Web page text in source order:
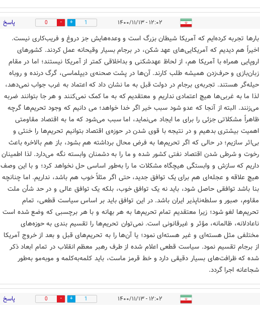
۱۲:۰۲ - ۱۴۰۰/۱۱/۱۳ 1
0 پاسخ
بارها تجربه کرده‌ایم که آمریکا شیطان بزرگ است و وعده‌هایش جز دروغ و فریب‌کاری نیست.
اخیراً هم دیدیم که آمریکایی‌های عهد شکن، در برجام بسیار وقیحانه عمل کردند. کشورهای
اروپایی همراه با آمریکا هم، از لحاظ عهدشکنی و بداخلاقی کمتر از آمریکا نیستند؛ اما در مقام
زبان‌بازی و حرف‌زدن همیشه طلب کارند. آن‌ها در پشت صحنه‌ی دیپلماسی، گرگ درنده و روباه
حیله‌گر هستند. تجربه‌ی برجام در دولت قبل به ما نشان داد که اعتماد به غرب جواب نمی‌دهد،
لذا ما به غربی‌ها هیچ اعتمادی نداریم و معتقدیم که به ما کمک نمی‌کنند و هر جا بتوانند ضربه
می‌زنند. البته از آنجا که عدو شود سبب خیر اگر خدا خواهد؛ می دانیم که وجود تحریم‌ها گرچه
ظاهراً مشکلاتی جزئی را برای ما ایجاد می‌نماید، اما سبب می‌شود که ما به اقتصاد مقاومتی
اهمیت بیشتری بدهیم و در نتیجه با قوی شدن در حوزه‌ی اقتصاد بتوانیم تحریم‌ها را خنثی و
بی‌اثر سازیم؛ در حالی که اگر تحریم‌ها به فرض محال برداشته هم بشود، باز هم بالاخره باعث
رخوت و شرطی شدن اقتصاد نفتی کشور شده و ما را به دشمنان وابسته نگه می‌دارد. لذا اطمینان
داریم که سازش و وابستگی هیچگاه مشکلات ما را به‌طور اساسی حل نخواهد کرد؛ و با این وصف
هیچ علاقه و عجله‌ای هم برای یک توافق جدید، حتی اگر مثلاً خوب هم باشد، نداریم. اما چنانچه
بنا باشد توافقی حاصل شود، باید نه یک توافق خوب، بلکه یک توافق عالی و در حد شأن ملت
مقاوم، صبور و سلطه‌ناپذیر ایران باشد. در این توافق باید بر اساس سیاست قطعی، تمام
تحریم‌ها لغو شود؛ زیرا معتقدیم تمام تحریم‌ها به هر بهانه و با هر برچسبی که وضع شده است
ناعادلانه، ظالمانه، مؤثر و غیرقانونی است. نمی‌توان تحریم‌ها را تقسیم بندی به حوزه‌های
مختلفی مثل هسته‌ای و غیر هسته‌ای نمود؛ یا آن‌ها را به تحریم‌های قبل و بعد از خروج آمریکا
از برجام تقسیم نمود. سیاست قطعی اعلام شده از طرف رهبر معظم انقلاب در تمام ابعاد ذکر
شده که ظرافت‌های بسیار دقیقی دارد و خط قرمز ماست، باید کلمه‌به‌کلمه و موبه‌مو به‌طور
شجاعانه اجرا گردد.
۱۲:۰۲ - ۱۴۰۰/۱۱/۱۳ 1
0 پاسخ